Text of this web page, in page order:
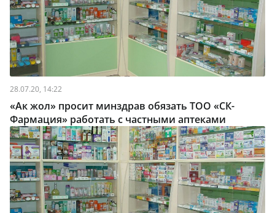
28.07.20, 14:22
«Ак жол» просит минздрав обязать ТОО «СК-
Фармация» работать с частными аптеками